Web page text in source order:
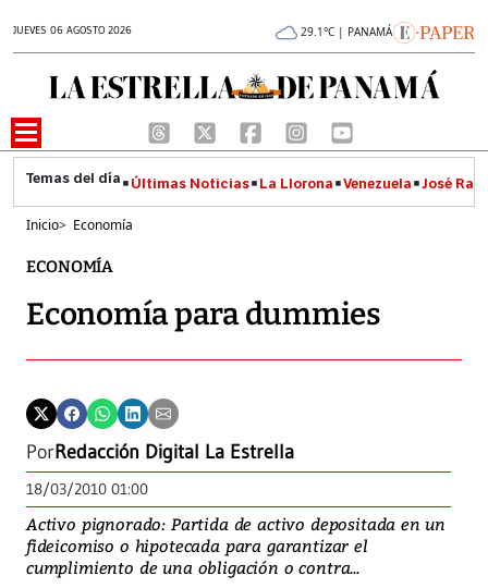
JUEVES 06 AGOSTO 2026 29.1°C | PANAMÁ
Últimas Noticias La Llorona Venezuela José
Inicio> Economía
ECONOMÍA
Economía para dummies
PorRedacción Digital La Estrella
18/03/2010 01:00
Activo pignorado: Partida de activo depositada en un
fideicomiso o hipotecada para garantizar el
cumplimiento de una obligación o contra...